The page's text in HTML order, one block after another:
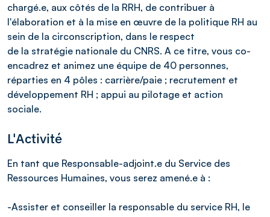
chargé.e, aux côtés de la RRH, de contribuer à
l'élaboration et à la mise en œuvre de la politique RH au
sein de la circonscription, dans le respect
de la stratégie nationale du CNRS. A ce titre, vous co-
encadrez et animez une équipe de 40 personnes,
réparties en 4 pôles : carrière/paie ; recrutement et
développement RH ; appui au pilotage et action
sociale.
L'Activité
En tant que Responsable-adjoint.e du Service des
Ressources Humaines, vous serez amené.e à :
-Assister et conseiller la responsable du service RH, le